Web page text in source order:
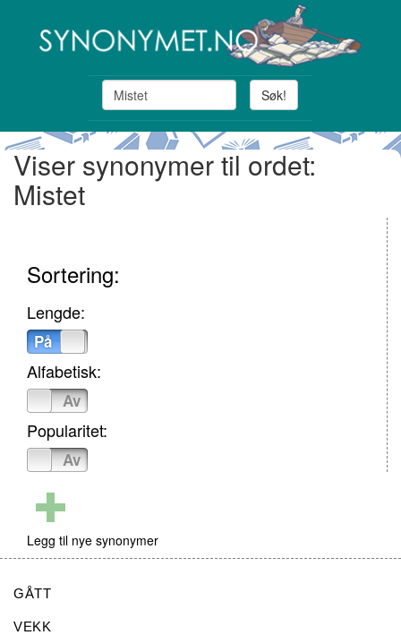
Søk!
Viser synonymer til ordet:
Mistet
Sortering:
Lengde:
På
Alfabetisk:
Av
Popularitet:
Av
Legg til nye synonymer
GÅTT
VEKK